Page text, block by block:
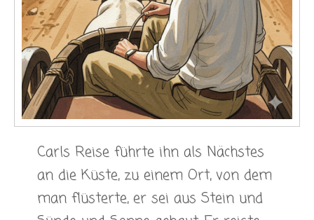
Carls Reise führte ihn als Nächstes
an die Küste, zu einem Ort, von dem
man flüsterte, er sei aus Stein und